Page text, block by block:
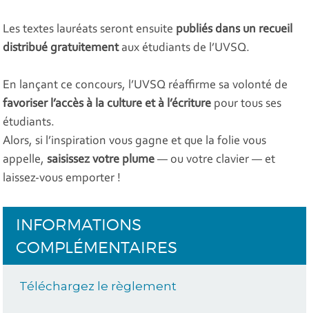
Les textes lauréats seront ensuite publiés dans un recueil
distribué gratuitementaux étudiants de l’UVSQ.
En lançant ce concours, l’UVSQ réaffirme sa volonté de
favoriser l’accès à la culture et à l’écriture pour tous ses
étudiants.
Alors, si l’inspiration vous gagne et que la folie vous
appelle,saisissez votre plume — ou votre clavier — et
laissez-vous emporter !
INFORMATIONS
COMPLÉMENTAIRES
Téléchargez le règlement